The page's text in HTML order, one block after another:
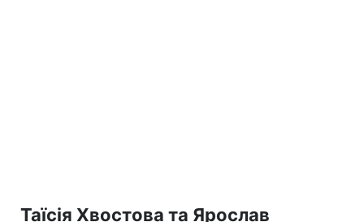
Таїсія Хвостова та Ярослав